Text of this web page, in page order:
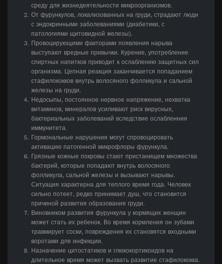
среду для жизнедеятельности микроорганизмов.
От фурункулов, локализованных на груди, страдают люди
с эндокринными заболеваниями (диабетики, с
патологиями щитовидной железы).
Провоцирующими факторами появления нарыва
выступают вредные привычки. Курение, употребление
спиртных напитков приводит к ослаблению защитных сил
организма. Цепная реакция заканчивается попаданием
стафилококков внутрь волосяного фолликула и сальной
железы на груди.
Недосыпы, постоянное нервное напряжение, нехватка
витаминов, минералов усиливают риск вирусных,
бактериальных заболеваний вследствие ослабленния
иммунитета.
Гормональные нарушения могут спровоцировать
активацию патогенной микрофлоры фурункула.
Грязные кожные покровы стают пристанищем множества
бактерий, которые попадают внутрь волосяного
фолликула, сальной железы и вызывают нарывы.
Ситуация характерна для теплого время года. Человек
сильно потеет, редко принимает душ, что становится
причиной развития образования груди.
Виновником развития фурункула у кормящих женщин
может стать их ребенок. Во время кормления он зубами
травмирует соски, повреждения их становятся входными
воротами для инфекции.
Назначение цитостатиков и глюкокортикоидов на
длительное время может вызвать развитие стафилококка.